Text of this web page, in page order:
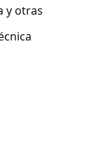
y otras